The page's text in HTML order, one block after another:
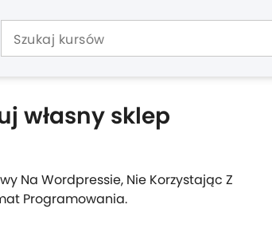
własny sklep
Na Wordpressie, Nie Korzystając Z
Programowania.